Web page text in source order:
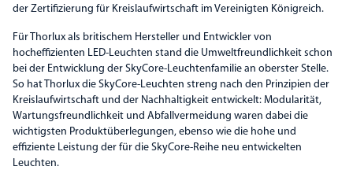
der Zertifizierung für Kreislaufwirtschaft im Vereinigten Königreich.
Für Thorlux als britischem Hersteller und Entwickler von
hocheffizienten LED-Leuchten stand die Umweltfreundlichkeit schon
bei der Entwicklung der SkyCore-Leuchtenfamilie an oberster Stelle.
So hat Thorlux die SkyCore-Leuchten streng nach den Prinzipien der
Kreislaufwirtschaft und der Nachhaltigkeit entwickelt: Modularität,
Wartungsfreundlichkeit und Abfallvermeidung waren dabei die
wichtigsten Produktüberlegungen, ebenso wie die hohe und
effiziente Leistung der für die SkyCore-Reihe neu entwickelten
Leuchten.